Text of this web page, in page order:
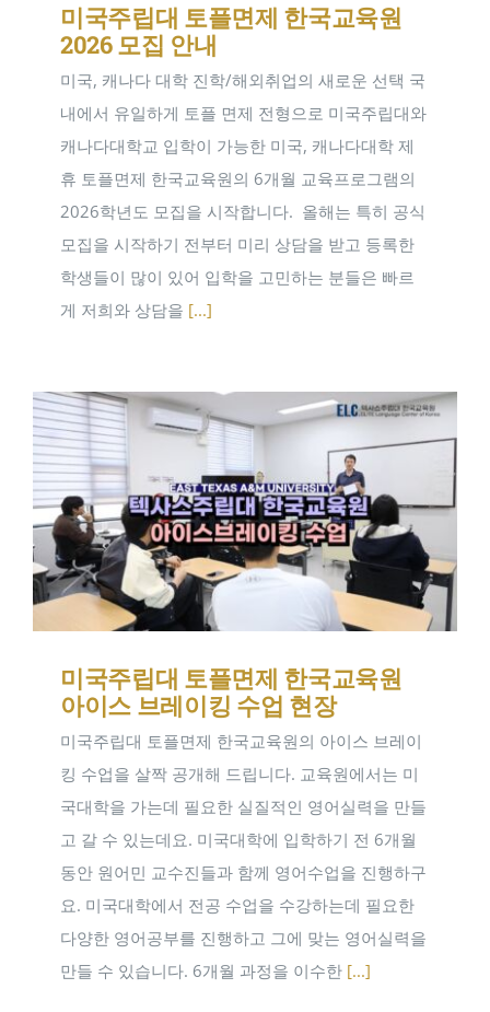
미국주립대 토플면제 한국교육원
2026 모집 안내
미국, 캐나다 대학 진학/해외취업의 새로운 선택 국
내에서 유일하게 토플 면제 전형으로 미국주립대와
캐나다대학교 입학이 가능한 미국, 캐나다대학 제
휴 토플면제 한국교육원의 6개월 교육프로그램의
2026학년도 모집을 시작합니다. ​ 올해는 특히 공식
모집을 시작하기 전부터 미리 상담을 받고 등록한
학생들이 많이 있어 입학을 고민하는 분들은 빠르
게 저희와 상담을 [...]
미국주립대 토플면제 한국교육원
아이스 브레이킹 수업 현장
미국주립대 토플면제 한국교육원의 아이스 브레이
킹 수업을 살짝 공개해 드립니다. 교육원에서는 미
국대학을 가는데 필요한 실질적인 영어실력을 만들
고 갈 수 있는데요. 미국대학에 입학하기 전 6개월
동안 원어민 교수진들과 함께 영어수업을 진행하구
요. 미국대학에서 전공 수업을 수강하는데 필요한
다양한 영어공부를 진행하고 그에 맞는 영어실력을
만들 수 있습니다. 6개월 과정을 이수한 [...]